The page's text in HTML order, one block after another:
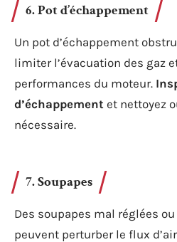
6. Pot d’échappement
Un pot d’échappement
limiter l’évacuation des gaz
performances du moteur.
d’échappement et nettoyez
nécessaire.
7. Soupapes
Des soupapes mal réglées
peuvent perturber le flux